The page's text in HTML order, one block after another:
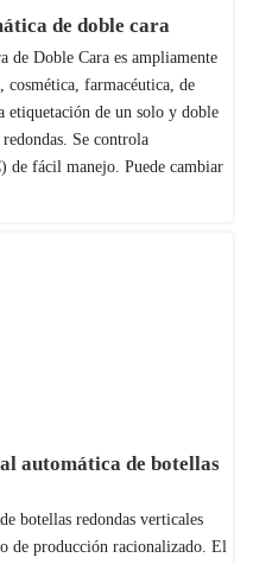
de doble cara
de Doble Cara es ampliamente
cosmética, farmacéutica, de
etiquetación de un solo y doble
Se controla
de fácil manejo. Puede cambiar
automática de botellas
botellas redondas verticales
de producción racionalizado. El